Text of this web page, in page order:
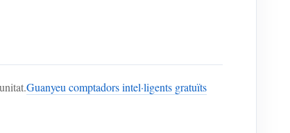
Guanyeu comptadors intel·ligents gratuïts